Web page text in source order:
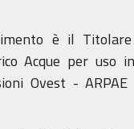
è il
Acque per uso
Ovest -